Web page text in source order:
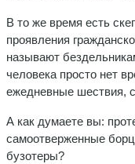
В то же время есть
проявления
называют
человека просто нет
ежедневные шествия,
А как думаете вы:
самоотверженные
бузотеры?